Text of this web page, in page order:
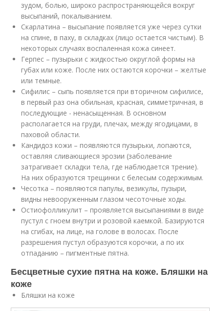
зудом, болью, широко распространяющейся вокруг
высыпаний, покалыванием.
Скарлатина – высыпание появляется уже через сутки
на спине, в паху, в складках (лицо остается чистым). В
некоторых случаях воспаленная кожа синеет.
Герпес – пузырьки с жидкостью округлой формы на
губах или коже. После них остаются корочки – желтые
или темные.
Сифилис – сыпь появляется при вторичном сифилисе,
в первый раз она обильная, красная, симметричная, в
последующие - ненасыщенная. В основном
располагается на груди, плечах, между ягодицами, в
паховой области.
Кандидоз кожи – появляются пузырьки, лопаются,
оставляя сливающиеся эрозии (заболевание
затрагивает складки тела, где наблюдается трение).
На них образуются трещинки с белесым содержимым.
Чесотка – появляются папулы, везикулы, пузыри,
видны невооруженным глазом чесоточные ходы.
Остиофолликулит – проявляется высыпаниями в виде
пустул с гноем внутри и розовой каемкой. Базируются
на сгибах, на лице, на голове в волосах. После
разрешения пустул образуются корочки, а по их
отпаданию – пигментные пятна.
Бесцветные сухие пятна на коже. Бляшки на
коже
Бляшки на коже